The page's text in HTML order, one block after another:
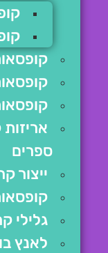
אריזות
ספרים
ייצור
גלילי
לאנץ